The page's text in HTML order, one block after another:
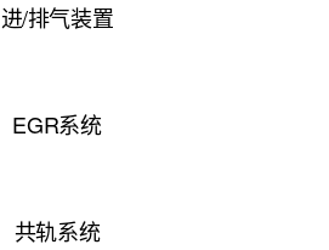
进/排气装置
EGR系统
共轨系统